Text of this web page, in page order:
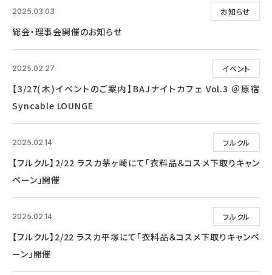
お知らせ
2025.03.03
総会・理事会開催のお知らせ
イベント
2025.02.27
【3/27(木)イベントのご案内】BAJナイトカフェ Vol.3 ＠原宿
Syncable LOUNGE
フルクル
2025.02.14
【フルクル】2/22 ラスカ茅ヶ崎にて「衣料品＆コスメ下取りキャン
ペーン」開催
フルクル
2025.02.14
【フルクル】2/22 ラスカ平塚にて「衣料品＆コスメ下取りキャンペ
ーン」開催